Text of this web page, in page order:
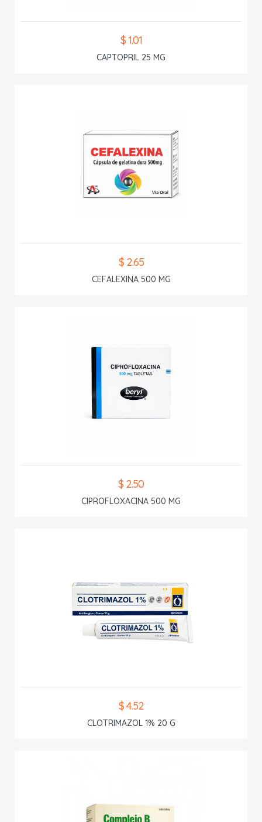
$ 1.01
CAPTOPRIL 25 MG
$ 2.65
CEFALEXINA 500 MG
$ 2.50
CIPROFLOXACINA 500 MG
$ 4.52
CLOTRIMAZOL 1% 20 G